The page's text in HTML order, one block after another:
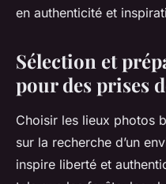
en authenticité et
Sélection et
pour des prises
Choisir les lieux photos
sur la recherche d’un
inspire liberté et